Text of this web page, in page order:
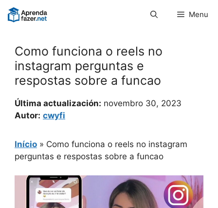
Pular
para
Menu
Como funciona o reels no
instagram perguntas e
respostas sobre a funcao
Última actualización: novembro 30, 2023
Autor: cwyfi
Início » Como funciona o reels no instagram
perguntas e respostas sobre a funcao